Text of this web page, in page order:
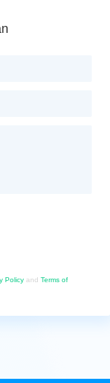
Policy and Terms of